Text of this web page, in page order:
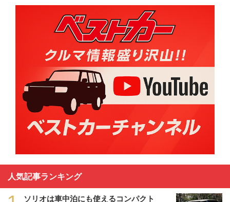
人気記事ランキング
ソリオは車中泊にも使えるコンパクト